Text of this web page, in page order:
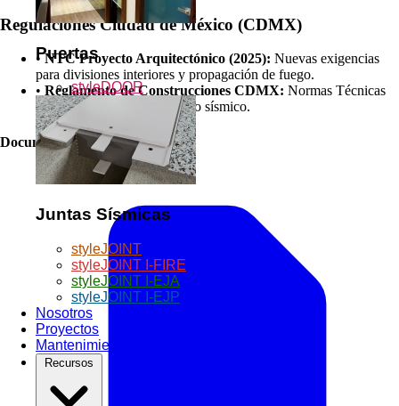
Puertas
styleDOOR
Juntas Sísmicas
styleJOINT
styleJOINT I-FIRE
styleJOINT I-EJA
styleJOINT I-EJP
Nosotros
Proyectos
Mantenimiento
Regulaciones Ciudad de México (CDMX)
• NTC Proyecto Arquitectónico (2025): Nuevas exigencias
para divisiones interiores y propagación de fuego.
• Reglamento de Construcciones CDMX: Normas Técnicas
Complementarias para diseño sísmico.
Documentación Oficial